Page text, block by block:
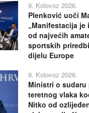
9. Kolovoz 2026.
Plenković uoči
„Manifestacija je
od najvećih
sportskih
dijelu Europe
9. Kolovoz 2026.
Ministri o
teretnog vlaka
Nitko od